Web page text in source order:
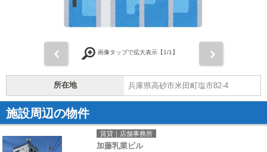
画像タップで拡大表示【1/1】
所在地 兵庫県高砂市米田町塩市82-4
施設周辺の物件
賃貸｜店舗事務所
加藤乳業ビル